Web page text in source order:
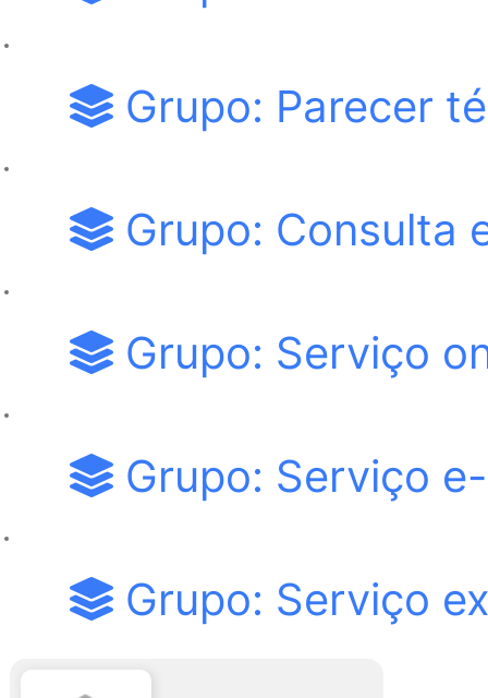
Grupo: Parecer
Grupo: Consulta
Grupo: Serviço
Grupo: Serviço
Grupo: Serviço